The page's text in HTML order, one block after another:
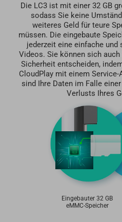
Die LC3 ist mit einer 32 GB
sodass Sie keine
weiteres Geld für teure
müssen. Die eingebaute
jederzeit eine einfache und
Videos. Sie können sich
Sicherheit entscheiden,
CloudPlay mit einem
sind Ihre Daten im Falle
Verlusts Ihres
Eingebauter 32 GB
eMMC-Speicher